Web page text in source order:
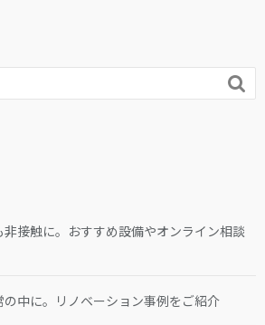

非接触に。おすすめ設備やオンライン相談
の中に。リノベーション事例をご紹介